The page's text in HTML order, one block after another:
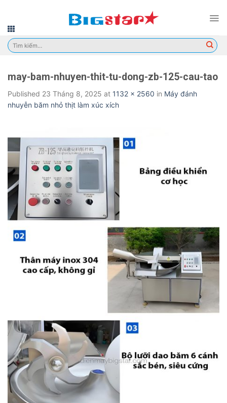
content
Tìm
kiếm:
may-bam-nhuyen-thit-tu-dong-zb-125-cau-tao
Published 23 Tháng 8, 2025 at 1132 × 2560 in Máy đánh
nhuyễn băm nhỏ thịt làm xúc xích